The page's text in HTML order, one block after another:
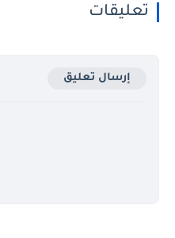
تعليقات
إرسال تعليق